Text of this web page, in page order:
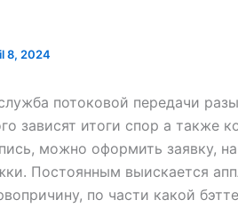
8, 2024
потоковой передачи
зависят итоги спор а также
можно оформить заявку,
Постоянным выискается
по части какой